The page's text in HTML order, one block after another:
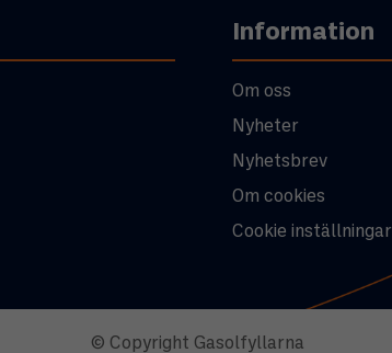
Information
Om oss
Nyheter
Nyhetsbrev
Om cookies
Cookie inställningar
© Copyright Gasolfyllarna